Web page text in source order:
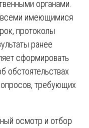
органами.
всеми имеющимися
протоколы
ранее
сформировать
обстоятельствах
требующих
осмотр и отбор